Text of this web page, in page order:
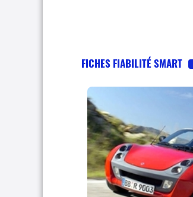
FICHES FIABILITÉ SMART